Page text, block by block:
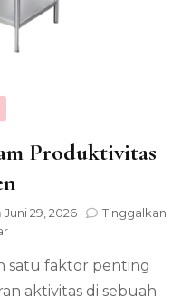
Produktivitas
Juni 29, 2026
Tinggalkan
pada
Meja
Kerja
satu faktor penting
aktivitas di sebuah